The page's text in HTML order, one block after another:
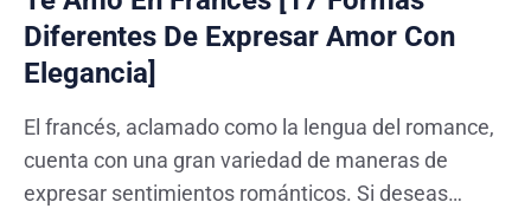
Diferentes De Expresar Amor Con
Elegancia]
El francés, aclamado como la lengua del romance,
cuenta con una gran variedad de maneras de
expresar sentimientos románticos. Si deseas